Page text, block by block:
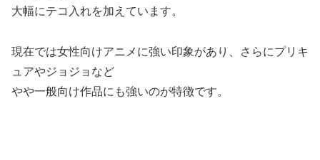
大幅にテコ入れを加えています。
現在では女性向けアニメに強い印象があり、さらにプリキ
ュアやジョジョなど
やや一般向け作品にも強いのが特徴です。